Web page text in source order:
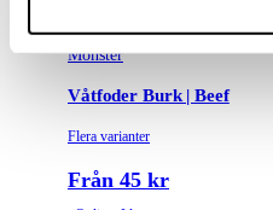
Monster
Våtfoder Burk | Beef
Flera varianter
Från 45 kr